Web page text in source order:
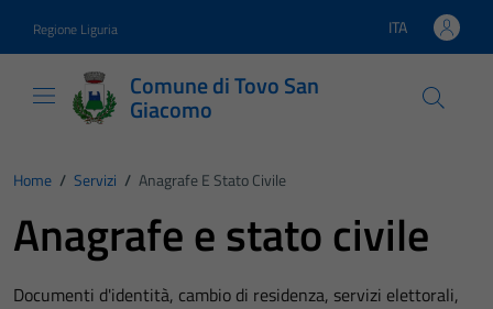
Regione Liguria Lingua attiva:
ITA
Comune di Tovo San
Giacomo
Home / Servizi / Anagrafe E Stato Civile
Anagrafe e stato civile
Documenti d'identità, cambio di residenza, servizi elettorali,